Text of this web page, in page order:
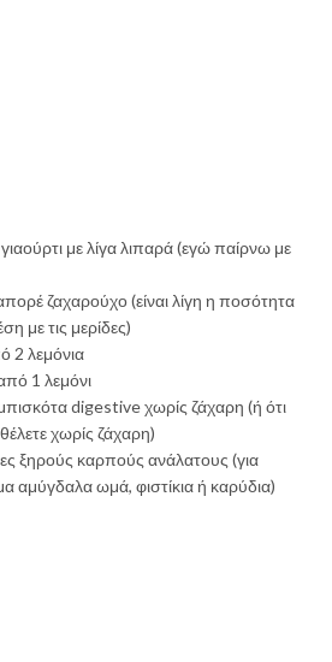
με λίγα λιπαρά (εγώ παίρνω με
ζαχαρούχο (είναι λίγη η ποσότητα
με τις μερίδες)
2 λεμόνια
1 λεμόνι
digestive χωρίς ζάχαρη (ή ότι
χωρίς ζάχαρη)
ξηρούς καρπούς ανάλατους (για
αμύγδαλα ωμά, φιστίκια ή καρύδια)